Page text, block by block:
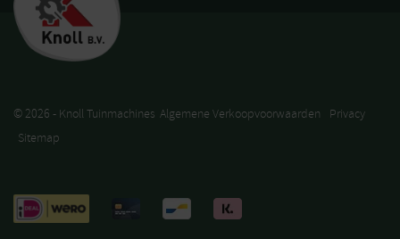
© 2026 - Knoll Tuinmachines Algemene Verkoopvoorwaarden
Privacy
Sitemap